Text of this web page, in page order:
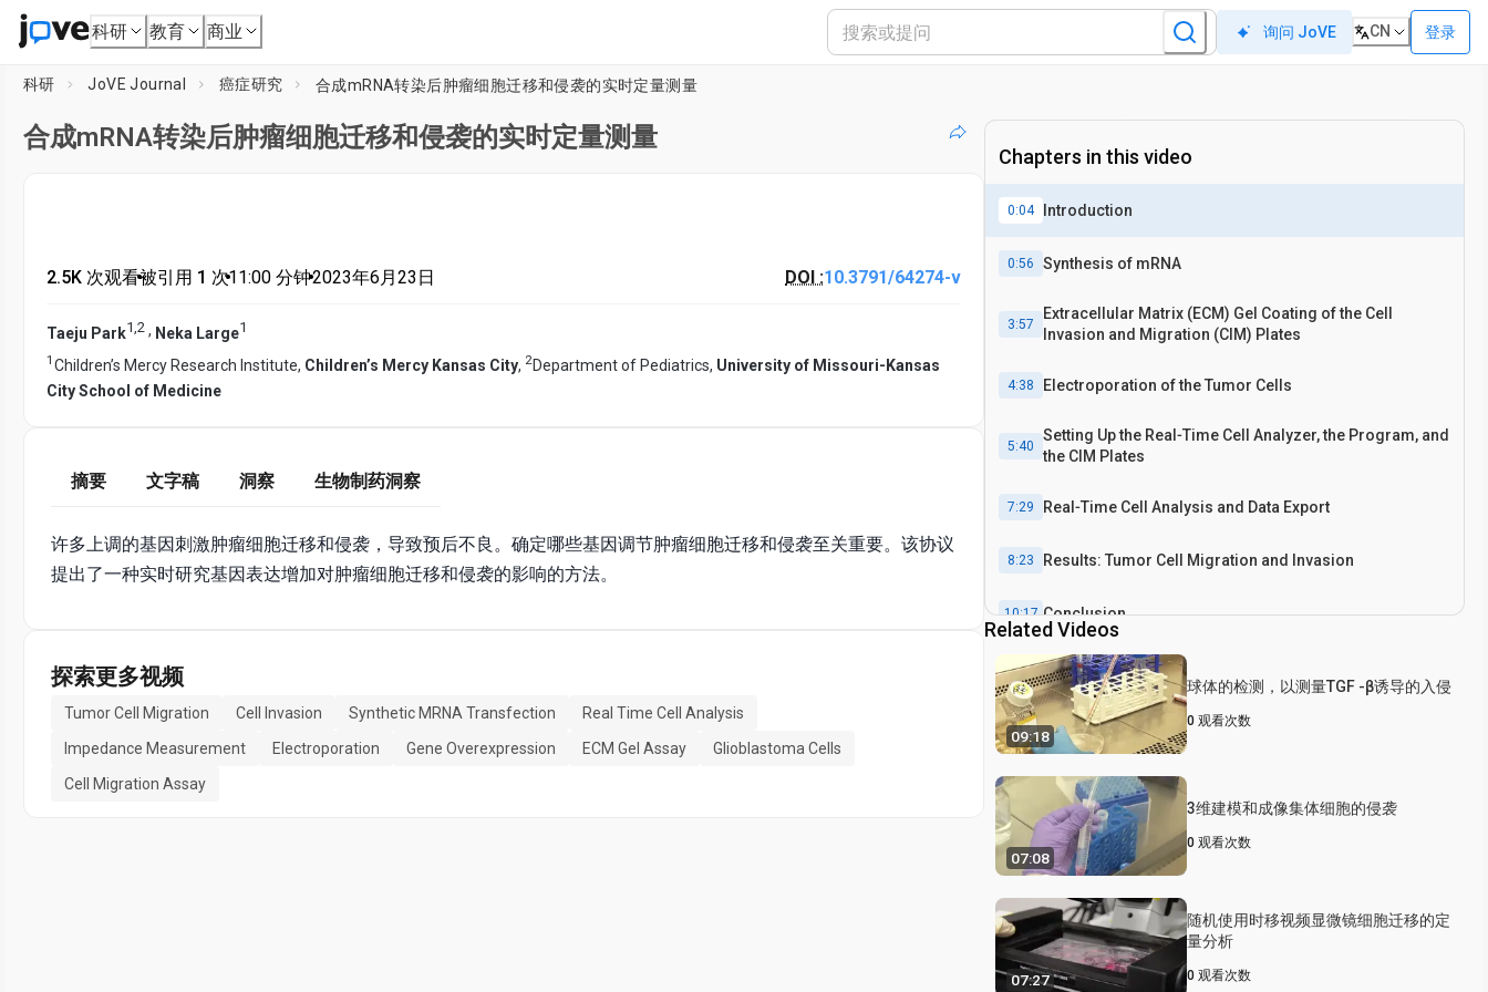
科研 教育 商业 询问 JoVE CN 登录
科研 JoVE Journal 癌症研究 合成mRNA转染后肿瘤细胞迁移和侵袭的实时定量测量
合成mRNA转染后肿瘤细胞迁移和侵袭的实时定量测量
2.5K 次观看•被引用 1 次•11:00 分钟•2023年6月23日 DOI :10.3791/64274-v
Taeju Park1,2 , Neka Large1
1 Children’s Mercy Research Institute, Children’s Mercy Kansas City, 2Department of Pediatrics, University of Missouri-Kansas
City School of Medicine
摘要 文字稿 洞察 生物制药洞察
许多上调的基因刺激肿瘤细胞迁移和侵袭，导致预后不良。确定哪些基因调节肿瘤细胞迁移和侵袭至关重要。该协议
提出了一种实时研究基因表达增加对肿瘤细胞迁移和侵袭的影响的方法。
探索更多视频
Tumor Cell Migration Cell Invasion Synthetic MRNA Transfection
Real Time Cell Analysis
Impedance Measurement
Electroporation Gene Overexpression ECM Gel Assay
Glioblastoma Cells
Cell Migration Assay
Chapters in this video
0:04 Introduction
0:56 Synthesis of mRNA
3:57
Extracellular Matrix (ECM) Gel Coating of the Cell
Invasion and Migration (CIM) Plates
4:38 Electroporation of the Tumor Cells
5:40
Setting Up the Real‐Time Cell Analyzer, the Program, and
the CIM Plates
7:29 Real‐Time Cell Analysis and Data Export
8:23 Results: Tumor Cell Migration and Invasion
10:17 Conclusion
Related Videos
09:18
球体的检测，以测量TGF -β诱导的入侵
0 观看次数
07:08
3维建模和成像集体细胞的侵袭
0 观看次数
07:27
随机使用时移视频显微镜细胞迁移的定
量分析
0 观看次数